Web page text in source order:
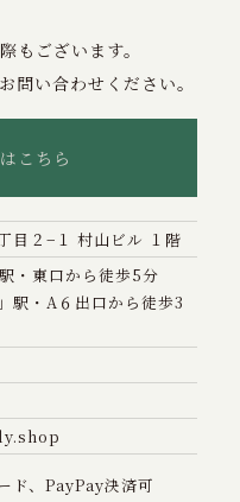
もございます。
問い合わせください。
こちら
目２−１ 村山ビル １階
・東口から徒歩5分
駅・A６出口から徒歩3
ド、PayPay決済可